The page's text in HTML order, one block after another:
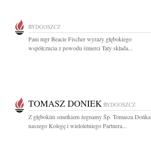
BYDGOSZCZ
Pani mgr Beacie Fischer wyrazy głębokiego
współczucia z powodu śmierci Taty składa...
TOMASZ DONIEK BYDGOSZCZ
Z głębokim smutkiem żegnamy Śp. Tomasza Dońka
naszego Kolegę i wieloletniego Partnera...